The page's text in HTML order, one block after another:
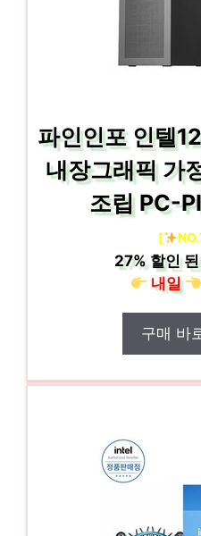
파인인포 인텔
내장그래픽 가
조립 PC-
[
27%할인 된
내일
구매 바